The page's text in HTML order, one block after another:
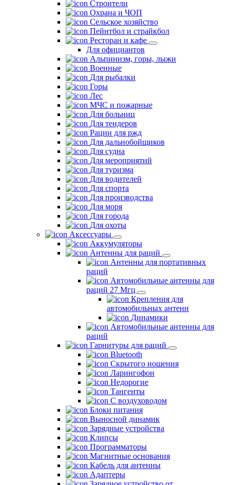
Строители
Охрана и ЧОП
Сельское хозяйство
Пейнтбол и страйкбол
Ресторан и кафе
Для официантов
Альпинизм, горы, лыжи
Военные
Для рыбалки
Горы
Лес
МЧС и пожарные
Для больниц
Для тендеров
Рации для ржд
Для дальнобойщиков
Для судна
Для мероприятий
Для туризма
Для водителей
Для спорта
Для производства
Для моря
Для города
Для охоты
Аксессуары
Аккумуляторы
Антенны для раций
Антенны для портативных
раций
Автомобильные антенны для
раций 27 Мгц
Крепления для
автомобильных антенн
Динамики
Автомобильные антенны для
раций
Гарнитуры для раций
Bluetooth
Скрытого ношения
Ларингофон
Недорогие
Тангенты
С воздуховодом
Блоки питания
Выносной динамик
Зарядные устройства
Клипсы
Программаторы
Магнитные основания
Кабель для антенны
Адаптеры